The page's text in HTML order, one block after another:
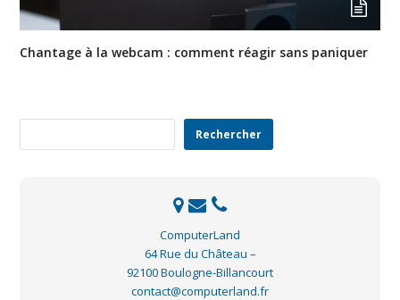
Chantage à la webcam : comment réagir sans paniquer
Rechercher
ComputerLand
64 Rue du Château –
92100 Boulogne-Billancourt
contact@computerland.fr